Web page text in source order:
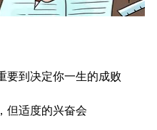
要到决定你一生的成败
但适度的兴奋会